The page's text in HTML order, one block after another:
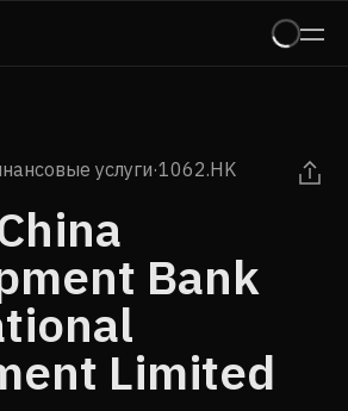
услуги·1062.HK
Bank
Limited